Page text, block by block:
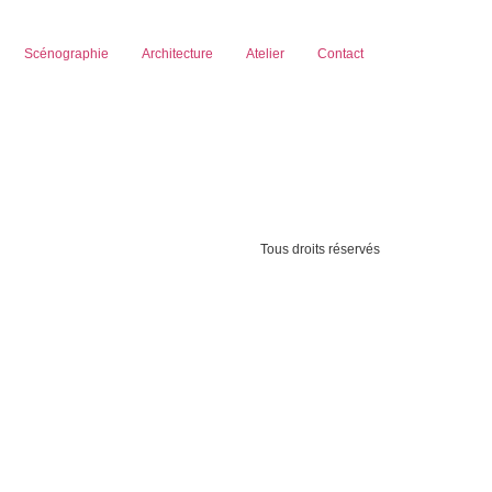
Scénographie Architecture Atelier Contact
Tous droits réservés